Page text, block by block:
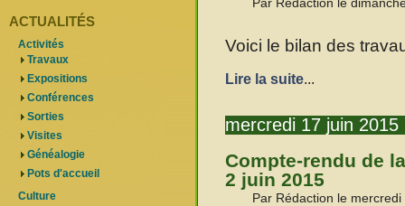
Par Rédaction le
Voici le bilan des
Lire la suite...
mercredi 17 juin 2015
Compte-rendu de
2 juin 2015
Par Rédaction le
ACTUALITÉS
Activités
Travaux
Expositions
Conférences
Sorties
Visites
Généalogie
Pots d'accueil
Culture